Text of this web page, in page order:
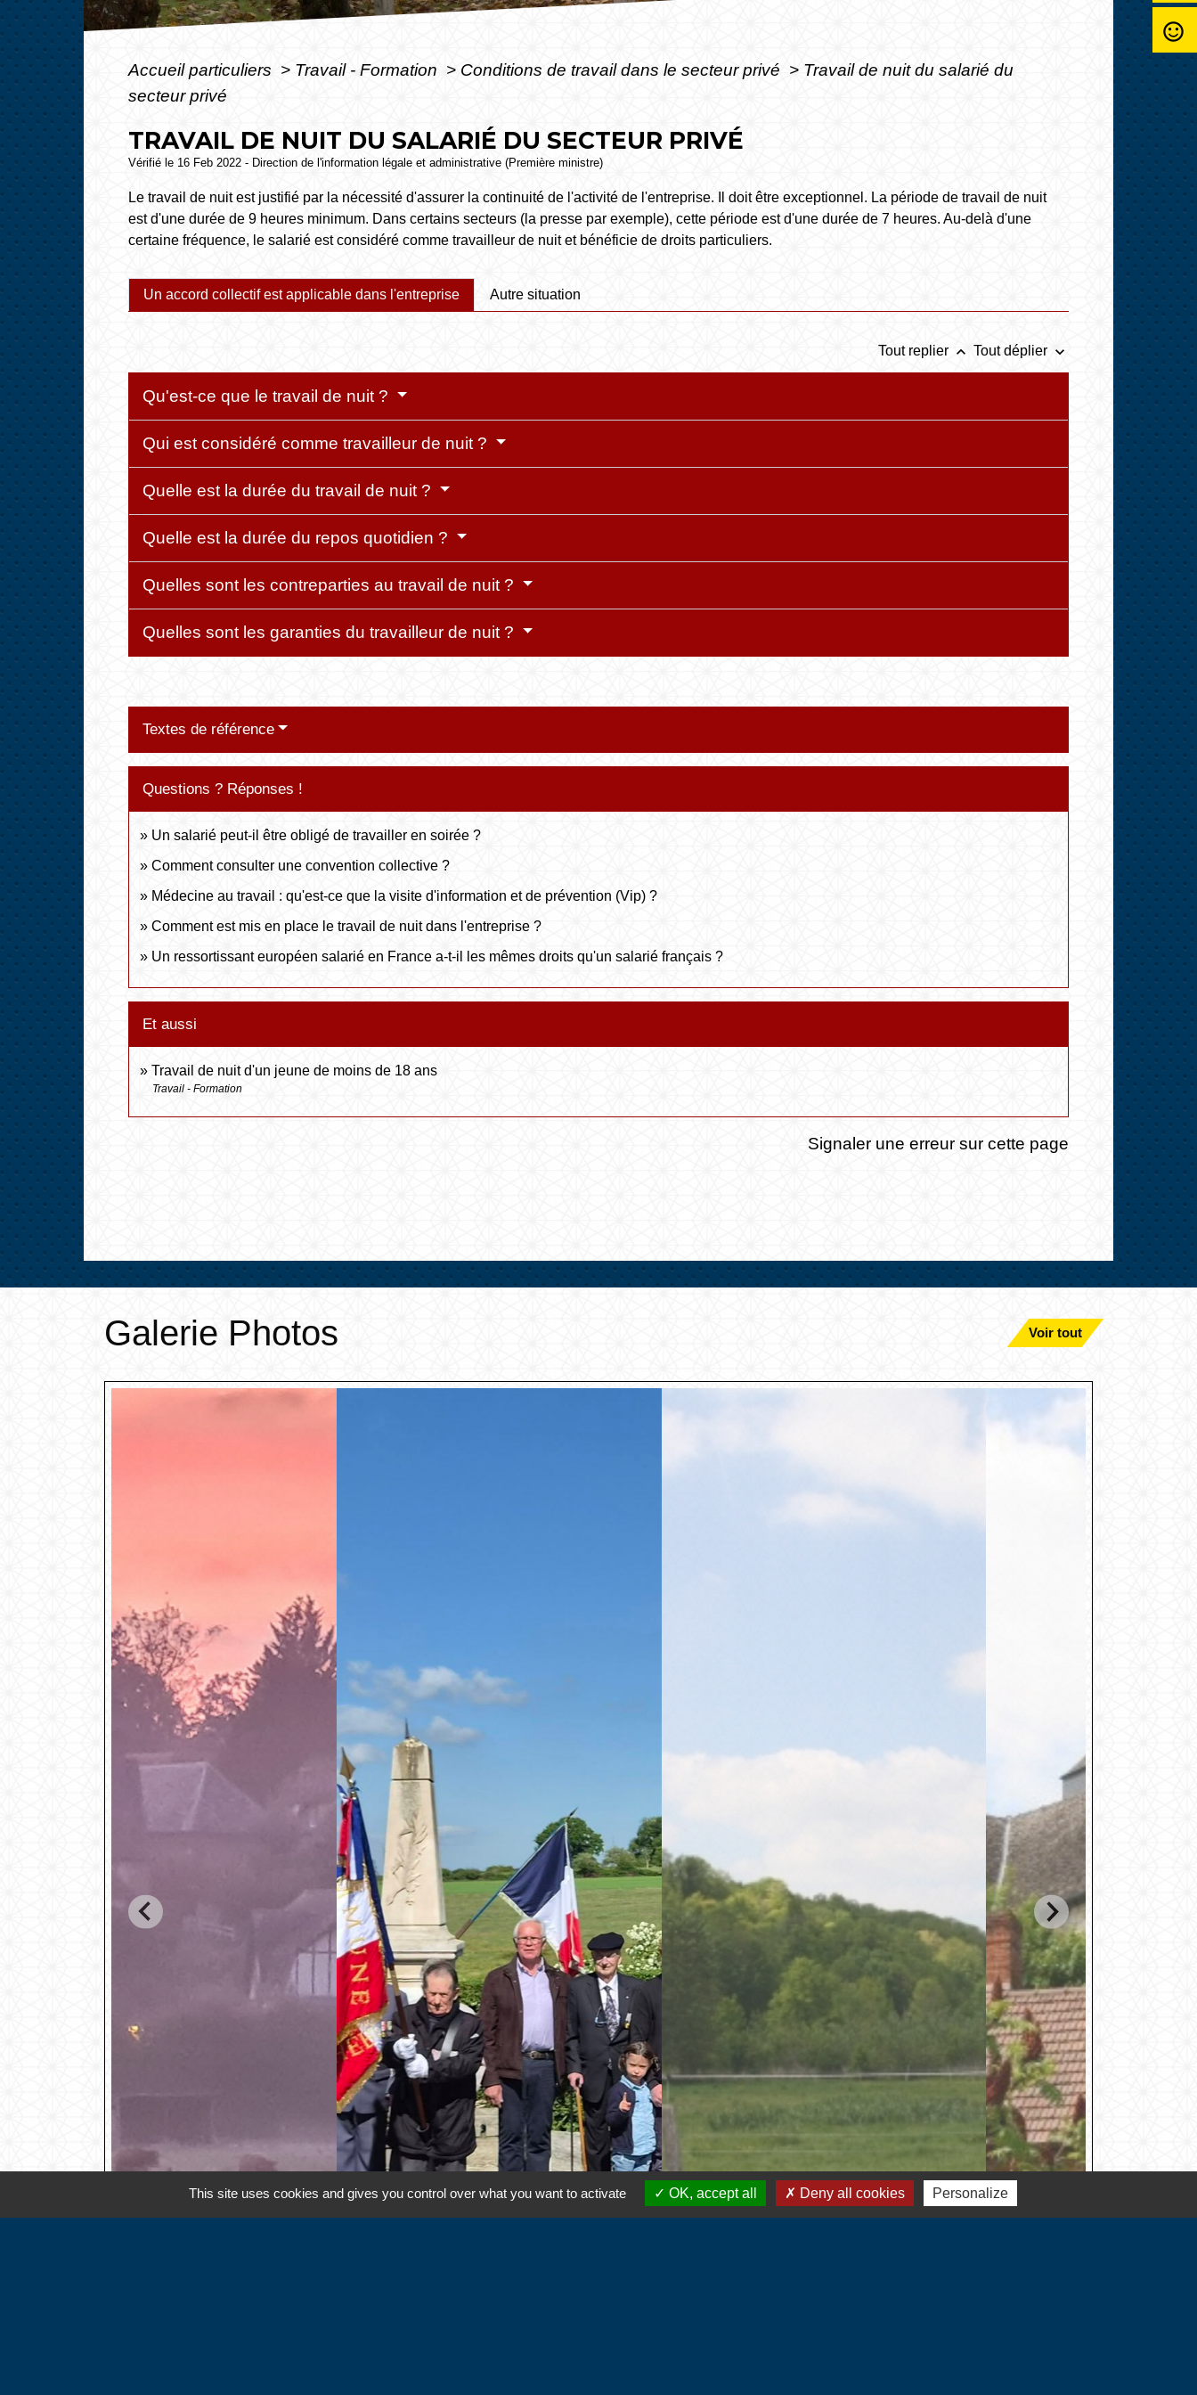
Accueil particuliers > Travail - Formation > Conditions de travail dans le secteur privé > Travail de nuit du salarié du
secteur privé
TRAVAIL DE NUIT DU SALARIÉ DU SECTEUR PRIVÉ
Vérifié le 16 Feb 2022 - Direction de l'information légale et administrative (Première ministre)
Le travail de nuit est justifié par la nécessité d'assurer la continuité de l'activité de l'entreprise. Il doit être exceptionnel. La période de travail de nuit
est d'une durée de 9 heures minimum. Dans certains secteurs (la presse par exemple), cette période est d'une durée de 7 heures. Au-delà d'une
certaine fréquence, le salarié est considéré comme travailleur de nuit et bénéficie de droits particuliers.
Un accord collectif est applicable dans l'entreprise Autre situation
Tout replier keyboard_arrow_up Tout déplier keyboard_arrow_down
Qu'est-ce que le travail de nuit ?
Qui est considéré comme travailleur de nuit ?
Quelle est la durée du travail de nuit ?
Quelle est la durée du repos quotidien ?
Quelles sont les contreparties au travail de nuit ?
Quelles sont les garanties du travailleur de nuit ?
Textes de référence
Questions ? Réponses !
Un salarié peut-il être obligé de travailler en soirée ?
Comment consulter une convention collective ?
Médecine au travail : qu'est-ce que la visite d'information et de prévention (Vip) ?
Comment est mis en place le travail de nuit dans l'entreprise ?
Un ressortissant européen salarié en France a-t-il les mêmes droits qu'un salarié français ?
Et aussi
Travail de nuit d'un jeune de moins de 18 ans
Travail - Formation
Signaler une erreur sur cette page
Galerie Photos Voir tout
sentiment_satisfied_alt
This site uses cookies and gives you control over what you want to activate OK, accept all Deny all cookies Personalize